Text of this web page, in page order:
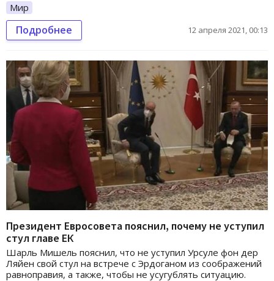
Мир
Подробнее 12 апреля 2021, 00:13
Президент Евросовета пояснил, почему не уступил
стул главе ЕК
Шарль Мишель пояснил, что не уступил Урсуле фон дер
Ляйен свой стул на встрече с Эрдоганом из соображений
равноправия, а также, чтобы не усугублять ситуацию.